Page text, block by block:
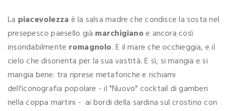
La piacevolezza è la salsa madre che condisce la sosta nel
presepesco paesello già marchigianoe ancora così
insondabilmente romagnolo. E il mare che occhieggia, e il
cielo che disorienta per la sua vastità. E sì, si mangia e si
mangia bene: tra riprese metaforiche e richiami
dell'iconografia popolare - il "Nuovo" cocktail di gamberi
nella coppa martini - ai bordi della sardina sul crostino con